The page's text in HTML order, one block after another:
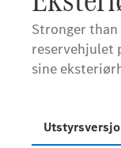
Stronger
reservehjulet
sine